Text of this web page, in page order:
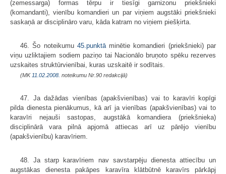
(zemessarga) formas tērpu ir tiesīgi garnizonu priekšnieki
(komandanti), vienību komandieri un par viņiem augstāki priekšnieki
saskaņā ar disciplināro varu, kāda katram no viņiem piešķirta.
46. Šo noteikumu 45.punktāminētie komandieri (priekšnieki) par
viņu uzliktajiem sodiem paziņo tai Nacionālo bruņoto spēku rezerves
uzskaites struktūrvienībai, kuras uzskaitē ir sodītais.
(MK 11.02.2008. noteikumu Nr.90 redakcijā)
47. Ja dažādas vienības (apakšvienības) vai to karavīri kopīgi
pilda dienesta pienākumus, kā arī ja vienības (apakšvienības) vai to
karavīri nejauši sastopas, augstākā komandiera (priekšnieka)
disciplinārā vara pilnā apjomā attiecas arī uz pārējo vienību
(apakšvienību) karavīriem.
48. Ja starp karavīriem nav savstarpēju dienesta attiecību un
augstākas dienesta pakāpes karavīra klātbūtnē karavīrs pārkāpj